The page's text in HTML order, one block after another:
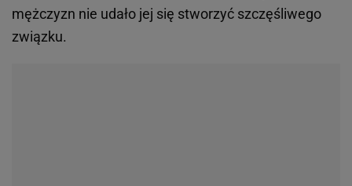
mężczyzn nie udało jej się stworzyć szczęśliwego
związku.